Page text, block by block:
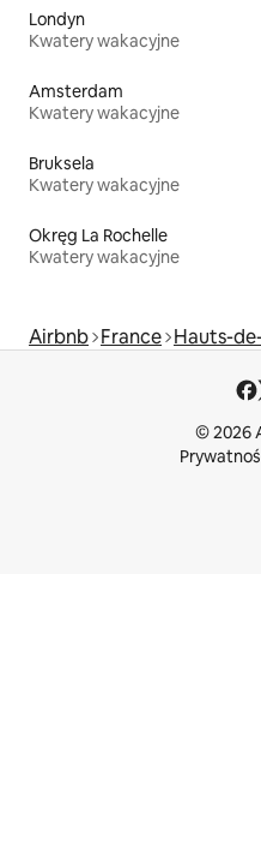
Londyn
Kwatery wakacyjne
Amsterdam
Kwatery wakacyjne
Bruksela
Kwatery wakacyjne
Okręg La Rochelle
Kwatery wakacyjne
Airbnb France Hauts-
© 2026